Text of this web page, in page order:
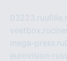
03223.ru
veetbox.ru
mega-press.ru
eurovision-